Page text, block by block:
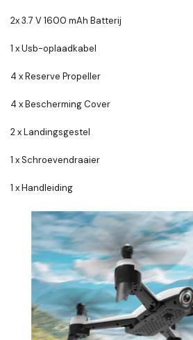
2x 3.7 V 1600 mAh Batterij
1 x Usb-oplaadkabel
4 x Reserve Propeller
4 x Bescherming Cover
2 x Landingsgestel
1 x Schroevendraaier
1 x Handleiding